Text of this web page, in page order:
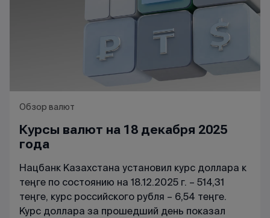
Обзор валют
Курсы валют на 18 декабря 2025
года
Нацбанк Казахстана установил курс доллара к
теңге по состоянию на 18.12.2025 г. – 514,31
теңге, курс российского рубля – 6,54 теңге.
Курс доллара за прошедший день показал